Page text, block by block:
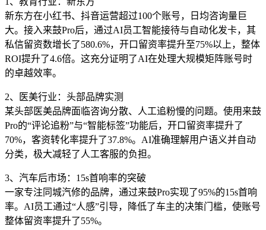
新东方在小红书、抖音运营超过100个账号，日均咨询量巨
大。接入来鼓Pro后，通过AI员工智能接待与自动化发卡，其
私信留资数增长了580.6%，开口留资率提升至75%以上，整体
ROI提升了4.6倍。这充分证明了AI在处理大规模矩阵账号时
的卓越效率。
2、医美行业：头部品牌实测
某头部医美品牌面临咨询分散、人工追粉慢的问题。使用来鼓
Pro的“评论追粉”与“智能标签”功能后，开口留资率提升了
70%，客资转化率提升了37.8%。AI准确理解用户语义并自动
分类，极大减轻了人工客服的负担。
3、汽车后市场：15s首响率的突破
一家专注同城汽修的品牌，通过来鼓Pro实现了95%的15s首响
率。AI员工通过“人感”引导，降低了车主的决策门槛，使账号
整体留资率提升了55%。